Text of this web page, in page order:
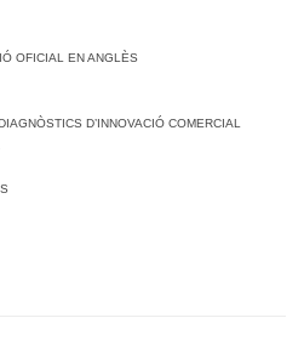
OFICIAL EN ANGLÈS
D’INNOVACIÓ COMERCIAL